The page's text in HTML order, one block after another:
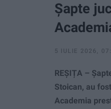
Șapte
5 IULIE 2026,
REȘIȚA –
Stoican, au
Academia